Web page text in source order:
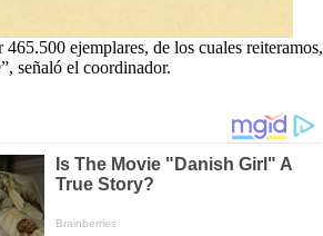
ejemplares, de los cuales reiteramos,
señaló el coordinador.